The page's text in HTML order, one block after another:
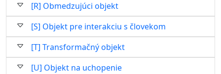
[R] Obmedzujúci objekt
[S] Objekt pre interakciu s človekom
[T] Transformačný objekt
[U] Objekt na uchopenie